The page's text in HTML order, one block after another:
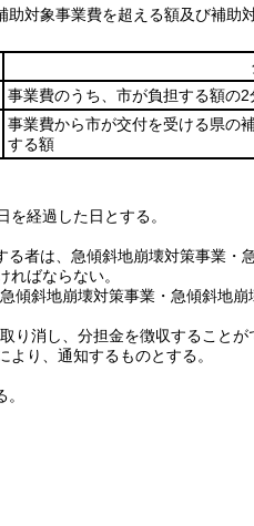
助対象事業費を超える額及び補助
事業費のうち、市が負担する額の
事業費から市が交付を受ける県の
する額
経過した日とする。
者は、急傾斜地崩壊対策事業・
ばならない。
傾斜地崩壊対策事業・急傾斜地
り消し、分担金を徴収することが
より、通知するものとする。